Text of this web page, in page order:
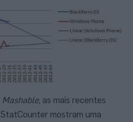
Mashable, as mais recentes
mostram uma